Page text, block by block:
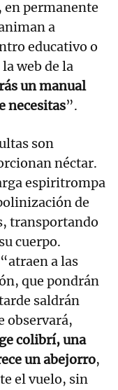
permanente
a
educativo o
web de la
un manual
necesitas”.
son
néctar.
espiritrompa
de
transportando
cuerpo.
a las
que pondrán
saldrán
observará,
colibrí, una
un abejorro,
el vuelo, sin